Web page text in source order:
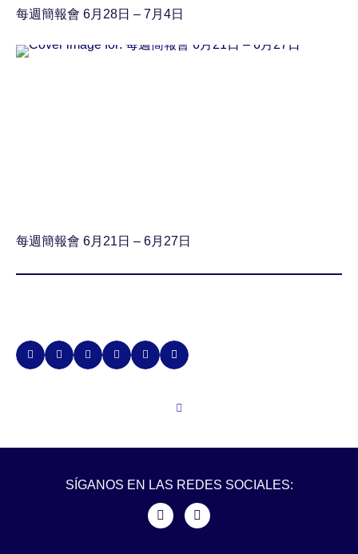
每週簡報會 6月28日 – 7月4日
每週簡報會 6月21日 – 6月27日
SÍGANOS EN LAS REDES SOCIALES: